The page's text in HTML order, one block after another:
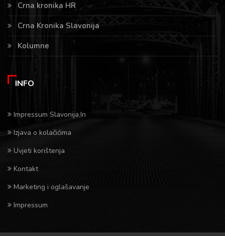
Crna kronika HR
Crna Kronika Slavonija
Kolumne
INFO
Impressum Slavonija.In
Izjava o kolačićima
Uvjeti korištenja
Kontakt
Marketing i oglašavanje
Impressum